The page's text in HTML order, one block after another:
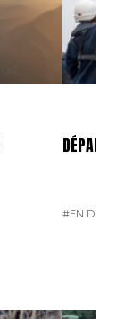
DÉPART
#EN